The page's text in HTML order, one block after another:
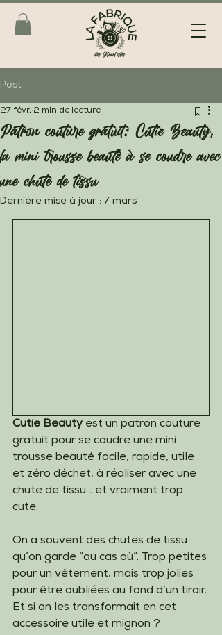
Post
Patron couture gratuit: Cutie Beauty,
la mini trousse beauté à se coudre avec
une chute de tissu
27 févr. 2 min de lecture
Dernière mise à jour : 7 mars
Cutie Beauty est un patron couture
gratuit pour se coudre une mini
trousse beauté facile, rapide, utile
et zéro déchet, à réaliser avec une
chute de tissu… et vraiment trop
cute.
On a souvent des chutes de tissu
qu’on garde “au cas où”. Trop petites
pour un vêtement, mais trop jolies
pour être oubliées au fond d’un tiroir.
Et si on les transformait en cet
accessoire utile et mignon ?